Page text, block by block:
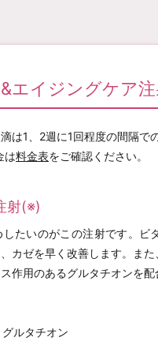
エイジングケア
は1、2週に1回程度の間隔で
は料金表をご確認ください。
射(※)
たいのがこの注射です。
カゼを早く改善します。ま
作用のあるグルタチオンを
ルタチオン